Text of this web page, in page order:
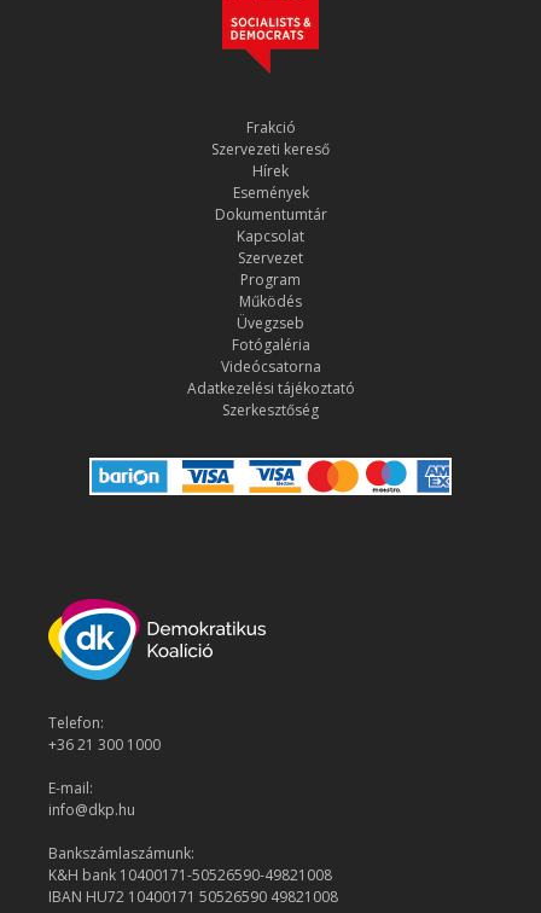
Frakció
Szervezeti kereső
Hírek
Események
Dokumentumtár
Kapcsolat
Szervezet
Program
Működés
Üvegzseb
Fotógaléria
Videócsatorna
Adatkezelési tájékoztató
Szerkesztőség
Telefon:
+36 21 300 1000
E-mail:
info@dkp.hu
Bankszámlaszámunk:
K&H bank 10400171-50526590-49821008
IBAN HU72 10400171 50526590 49821008